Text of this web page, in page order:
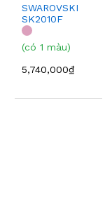
SWAROVSKI
SK2010F
(có 1 màu)
5,740,000₫